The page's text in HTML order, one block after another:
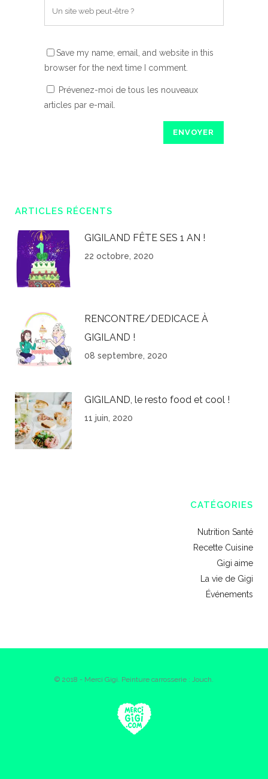
Save my name, email, and website in this
browser for the next time I comment.
Prévenez-moi de tous les nouveaux
articles par e-mail.
ARTICLES RÉCENTS
GIGILAND FÊTE SES 1 AN !
22 octobre, 2020
RENCONTRE/DEDICACE À
GIGILAND !
08 septembre, 2020
GIGILAND, le resto food et cool !
11 juin, 2020
CATÉGORIES
Nutrition Santé
Recette Cuisine
Gigi aime
La vie de Gigi
Événements
© 2018 - Merci Gigi. Peinture carrosserie : Jouch.